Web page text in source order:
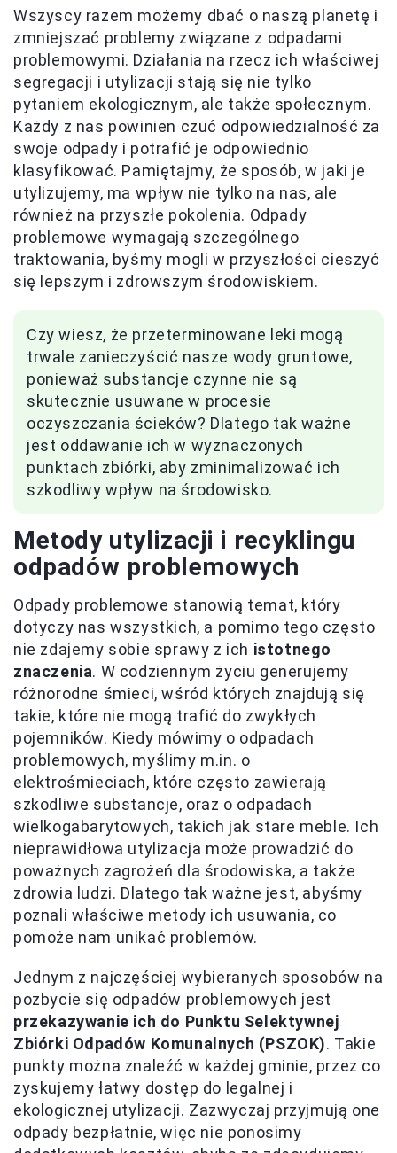
Wszyscy razem możemy dbać o naszą planetę i
zmniejszać problemy związane z odpadami
problemowymi. Działania na rzecz ich właściwej
segregacji i utylizacji stają się nie tylko
pytaniem ekologicznym, ale także społecznym.
Każdy z nas powinien czuć odpowiedzialność za
swoje odpady i potrafić je odpowiednio
klasyfikować. Pamiętajmy, że sposób, w jaki je
utylizujemy, ma wpływ nie tylko na nas, ale
również na przyszłe pokolenia. Odpady
problemowe wymagają szczególnego
traktowania, byśmy mogli w przyszłości cieszyć
się lepszym i zdrowszym środowiskiem.
Czy wiesz, że przeterminowane leki mogą
trwale zanieczyścić nasze wody gruntowe,
ponieważ substancje czynne nie są
skutecznie usuwane w procesie
oczyszczania ścieków? Dlatego tak ważne
jest oddawanie ich w wyznaczonych
punktach zbiórki, aby zminimalizować ich
szkodliwy wpływ na środowisko.
Metody utylizacji i recyklingu
odpadów problemowych
Odpady problemowe stanowią temat, który
dotyczy nas wszystkich, a pomimo tego często
nie zdajemy sobie sprawy z ich istotnego
znaczenia. W codziennym życiu generujemy
różnorodne śmieci, wśród których znajdują się
takie, które nie mogą trafić do zwykłych
pojemników. Kiedy mówimy o odpadach
problemowych, myślimy m.in. o
elektrośmieciach, które często zawierają
szkodliwe substancje, oraz o odpadach
wielkogabarytowych, takich jak stare meble. Ich
nieprawidłowa utylizacja może prowadzić do
poważnych zagrożeń dla środowiska, a także
zdrowia ludzi. Dlatego tak ważne jest, abyśmy
poznali właściwe metody ich usuwania, co
pomoże nam unikać problemów.
Jednym z najczęściej wybieranych sposobów na
pozbycie się odpadów problemowych jest
przekazywanie ich do Punktu Selektywnej
Zbiórki Odpadów Komunalnych (PSZOK). Takie
punkty można znaleźć w każdej gminie, przez co
zyskujemy łatwy dostęp do legalnej i
ekologicznej utylizacji. Zazwyczaj przyjmują one
odpady bezpłatnie, więc nie ponosimy